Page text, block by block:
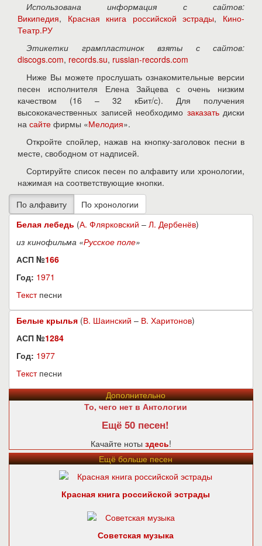
Использована информация с сайтов:
Википедия, Красная книга российской эстрады, Кино-
Театр.РУ
Этикетки грампластинок взяты с сайтов:
discogs.com, records.su, russian-records.com
Ниже Вы можете прослушать ознакомительные версии
песен исполнителя Елена Зайцева с очень низким
качеством (16 – 32 кБит/с). Для получения
высококачественных записей необходимо заказатьдиски
на сайте фирмы «Мелодия».
Откройте спойлер, нажав на кнопку-заголовок песни в
месте, свободном от надписей.
Сортируйте список песен по алфавиту или хронологии,
нажимая на соответствующие кнопки.
Белая лебедь (А. Флярковский – Л. Дербенёв)
из кинофильма «Русское поле»
АСП №166
Год: 1971
Текстпесни
Белые крылья (В. Шаинский – В. Харитонов)
АСП №1284
Год: 1977
Текстпесни
Дополнительно
То, чего нет в Антологии
Ещё 50 песен!
Качайте ноты здесь!
Ещё больше песен
Красная книга российской эстрады
Советская музыка